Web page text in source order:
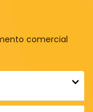
comercial